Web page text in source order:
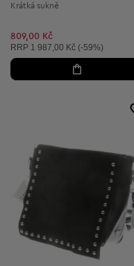
Krátká sukně
809,00 Kč
Doporučená cena:
RRP 1 987,00 Kč (-59%)